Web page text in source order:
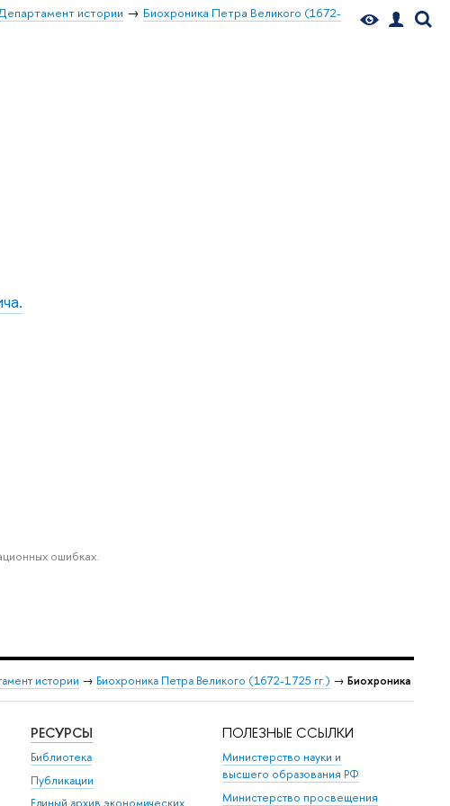
истории
Биохроника Петра Великого (1672-
ошибках.
истории → Биохроника Петра Великого (1672-1725 гг.) → Биохроника
РЕСУРСЫ
Библиотека
Публикации
Единый архив экономических
ПОЛЕЗНЫЕ ССЫЛКИ
Министерство науки и
высшего образования РФ
Министерство просвещения